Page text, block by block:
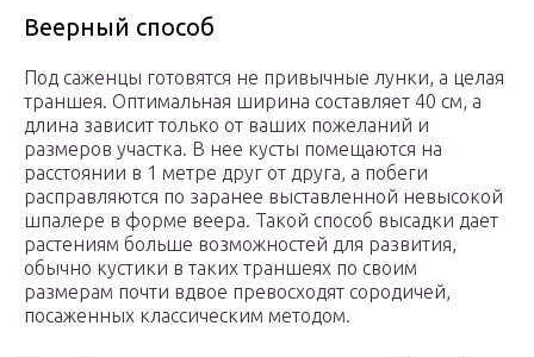
Веерный способ
Под саженцы готовятся не привычные лунки, а целая
траншея. Оптимальная ширина составляет 40 см, а
длина зависит только от ваших пожеланий и
размеров участка. В нее кусты помещаются на
расстоянии в 1 метре друг от друга, а побеги
расправляются по заранее выставленной невысокой
шпалере в форме веера. Такой способ высадки дает
растениям больше возможностей для развития,
обычно кустики в таких траншеях по своим
размерам почти вдвое превосходят сородичей,
посаженных классическим методом.